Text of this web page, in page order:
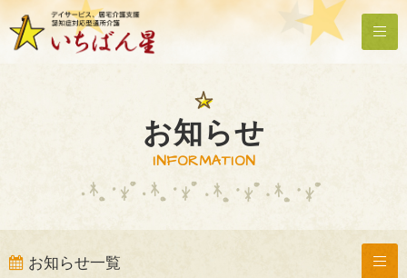
お知らせ
INFORMATION
お知らせ一覧